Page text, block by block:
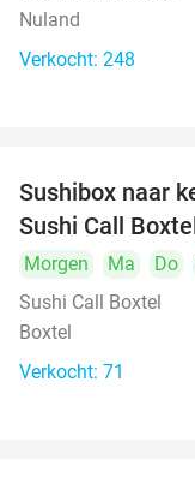
Nuland
Verkocht: 248
Sushibox naar
Sushi Call
Morgen Ma Do
Sushi Call Boxtel
Boxtel
Verkocht: 71